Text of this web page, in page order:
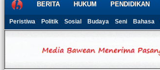
BERITA HUKUM PENDIDIKAN
Peristiwa Politik Sosial Budaya Seni Bahasa